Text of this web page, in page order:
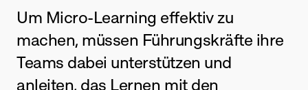
Um Micro-Learning effektiv zu
machen, müssen Führungskräfte ihre
Teams dabei unterstützen und
anleiten, das Lernen mit den